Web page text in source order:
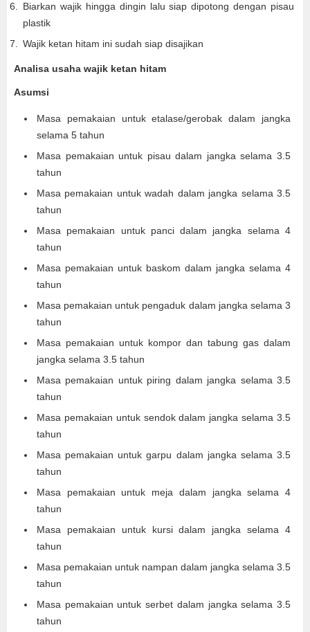
Biarkan wajik hingga dingin lalu siap dipotong dengan pisau
plastik
Wajik ketan hitam ini sudah siap disajikan
Analisa usaha wajik ketan hitam
Asumsi
Masa pemakaian untuk etalase/gerobak dalam jangka
selama 5 tahun
Masa pemakaian untuk pisau dalam jangka selama 3.5
tahun
Masa pemakaian untuk wadah dalam jangka selama 3.5
tahun
Masa pemakaian untuk panci dalam jangka selama 4
tahun
Masa pemakaian untuk baskom dalam jangka selama 4
tahun
Masa pemakaian untuk pengaduk dalam jangka selama 3
tahun
Masa pemakaian untuk kompor dan tabung gas dalam
jangka selama 3.5 tahun
Masa pemakaian untuk piring dalam jangka selama 3.5
tahun
Masa pemakaian untuk sendok dalam jangka selama 3.5
tahun
Masa pemakaian untuk garpu dalam jangka selama 3.5
tahun
Masa pemakaian untuk meja dalam jangka selama 4
tahun
Masa pemakaian untuk kursi dalam jangka selama 4
tahun
Masa pemakaian untuk nampan dalam jangka selama 3.5
tahun
Masa pemakaian untuk serbet dalam jangka selama 3.5
tahun